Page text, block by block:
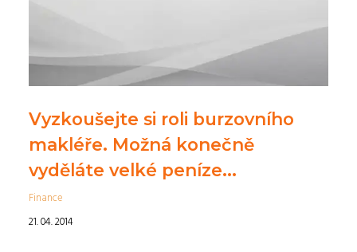
Vyzkoušejte si roli burzovního
makléře. Možná konečně
vyděláte velké peníze...
Finance
21. 04. 2014